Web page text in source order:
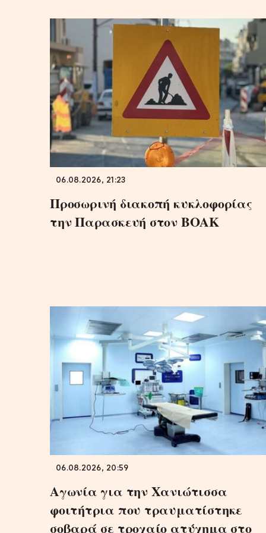
06.08.2026, 21:23
Προσωρινή διακοπή κυκλοφορίας
την Παρασκευή στον ΒΟΑΚ
06.08.2026, 20:59
Αγωνία για την Χανιώτισσα
φοιτήτρια που τραυματίστηκε
σοβαρά σε τροχαίο ατύχημα στο